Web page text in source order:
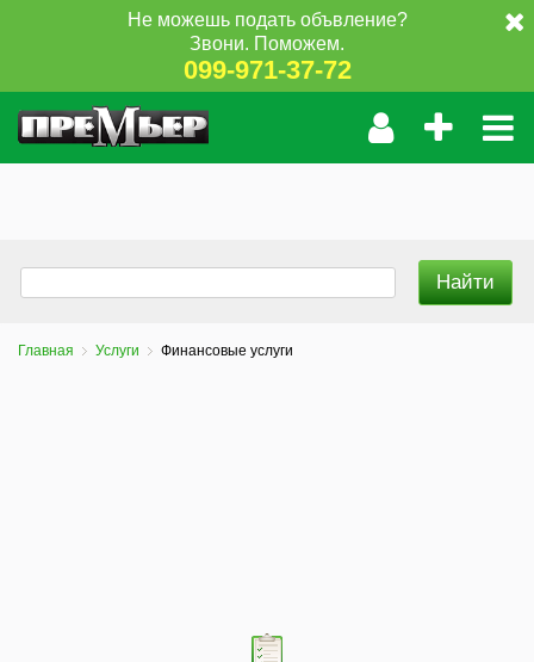
Не можешь подать объвление?
Звони. Поможем.
099-971-37-72
Главная Услуги Финансовые услуги